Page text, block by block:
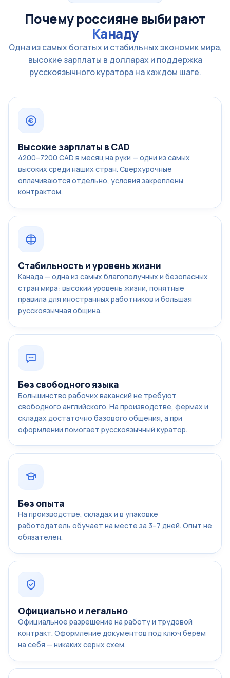
Почему россияне выбирают
Канаду
Одна из самых богатых и стабильных экономик мира,
высокие зарплаты в долларах и поддержка
русскоязычного куратора на каждом шаге.
Высокие зарплаты в CAD
4200–7200 CAD в месяц на руки — одни из самых
высоких среди наших стран. Сверхурочные
оплачиваются отдельно, условия закреплены
контрактом.
Стабильность и уровень жизни
Канада — одна из самых благополучных и безопасных
стран мира: высокий уровень жизни, понятные
правила для иностранных работников и большая
русскоязычная община.
Без свободного языка
Большинство рабочих вакансий не требуют
свободного английского. На производстве, фермах и
складах достаточно базового общения, а при
оформлении помогает русскоязычный куратор.
Без опыта
На производстве, складах и в упаковке
работодатель обучает на месте за 3–7 дней. Опыт не
обязателен.
Официально и легально
Официальное разрешение на работу и трудовой
контракт. Оформление документов под ключ берём
на себя — никаких серых схем.